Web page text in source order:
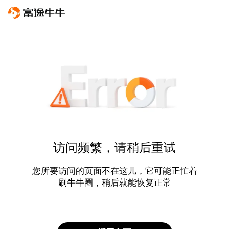
访问频繁，请稍后重试
您所要访问的页面不在这儿，它可能正忙着
刷牛牛圈，稍后就能恢复正常